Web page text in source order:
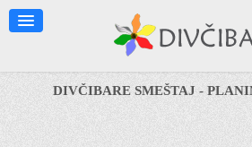
DIVČIBARE SMEŠTAJ -
informacije o
kao što su
lekovita